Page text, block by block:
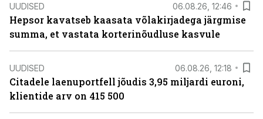
UUDISED 06.08.26, 12:46
Hepsor kavatseb kaasata võlakirjadega järgmise
summa, et vastata korterinõudluse kasvule
UUDISED 06.08.26, 12:18
Citadele laenuportfell jõudis 3,95 miljardi euroni,
klientide arv on 415 500